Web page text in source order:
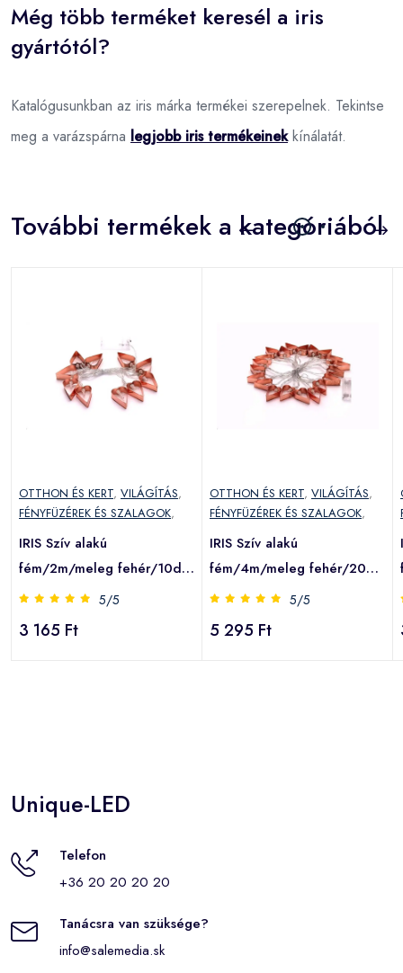
Még több terméket keresél a iris
gyártótól?
Katalógusunkban az iris márka termékei szerepelnek. Tekintse
meg a varázspárna legjobb iris termékeinekkínálatát.
További termékek a kategóriából
OTTHON ÉS KERT, VILÁGÍTÁS,
FÉNYFÜZÉREK ÉS SZALAGOK,
IRIS Szív alakú
fém/2m/meleg fehér/10db
LED-es/2xAA elemes
fénydekoráció (240-06)
5/5
3 165 Ft
OTTHON ÉS KERT, VILÁGÍTÁS,
FÉNYFÜZÉREK ÉS SZALAGOK,
IRIS Szív alakú
fém/4m/meleg fehér/20db
LED-es/3xAA elemes
5/5
5 295 Ft
Unique-LED
Telefon
+36 20 20 20 20
Tanácsra van szüksége?
info@salemedia.sk